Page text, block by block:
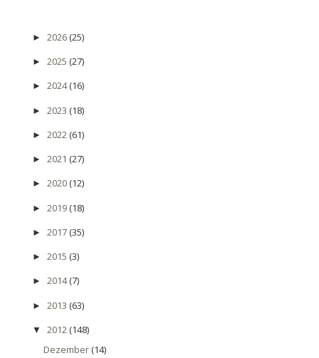
► 2026(25)
► 2025 (27)
► 2024(16)
► 2023 (18)
► 2022(61)
► 2021 (27)
► 2020(12)
► 2019(18)
► 2017(35)
► 2015 (3)
► 2014(7)
► 2013 (63)
▼ 2012(148)
Dezember(14)